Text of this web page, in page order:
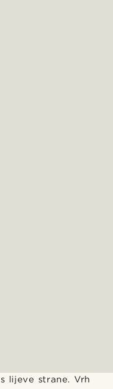
lijeve strane. Vrh